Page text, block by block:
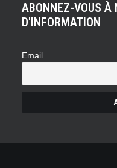
ABONNEZ-VOUS À
D'INFORMATION
Email